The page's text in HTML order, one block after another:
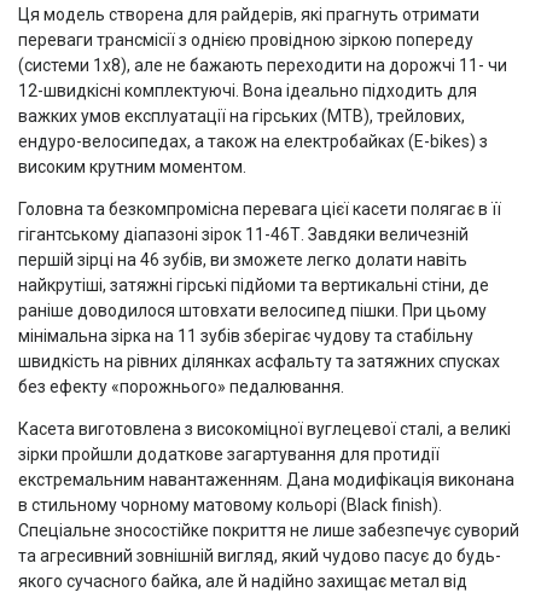
Ця модель створена для райдерів, які прагнуть отримати
переваги трансмісії з однією провідною зіркою попереду
(системи 1х8), але не бажають переходити на дорожчі 11- чи
12-швидкісні комплектуючі. Вона ідеально підходить для
важких умов експлуатації на гірських (MTB), трейлових,
ендуро-велосипедах, а також на електробайках (E-bikes) з
високим крутним моментом.
Головна та безкомпромісна перевага цієї касети полягає в її
гігантському діапазоні зірок 11-46Т. Завдяки величезній
першій зірці на 46 зубів, ви зможете легко долати навіть
найкрутіші, затяжні гірські підйоми та вертикальні стіни, де
раніше доводилося штовхати велосипед пішки. При цьому
мінімальна зірка на 11 зубів зберігає чудову та стабільну
швидкість на рівних ділянках асфальту та затяжних спусках
без ефекту «порожнього» педалювання.
Касета виготовлена з високоміцної вуглецевої сталі, а великі
зірки пройшли додаткове загартування для протидії
екстремальним навантаженням. Дана модифікація виконана
в стильному чорному матовому кольорі (Black finish).
Спеціальне зносостійке покриття не лише забезпечує суворий
та агресивний зовнішній вигляд, який чудово пасує до будь-
якого сучасного байка, але й надійно захищає метал від